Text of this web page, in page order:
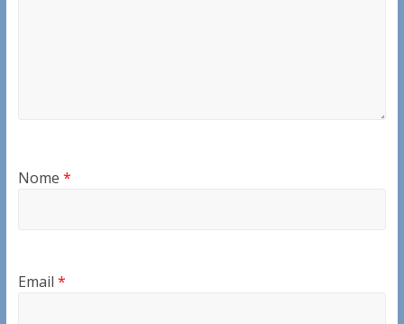
Nome *
Email *